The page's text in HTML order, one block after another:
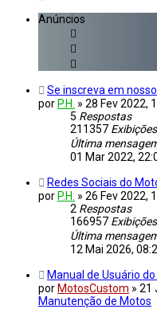
Anúncios
Se inscreva em
por P.H. » 28 Fev 2022,
5 Respostas
211357 Exibições
Última
01 Mar 2022,
Redes Sociais do
por P.H. » 26 Fev 2022,
2 Respostas
166957 Exibições
Última
12 Mai 2026,
Manual de Usuário
por MotosCustom » 21
Manutenção de Motos